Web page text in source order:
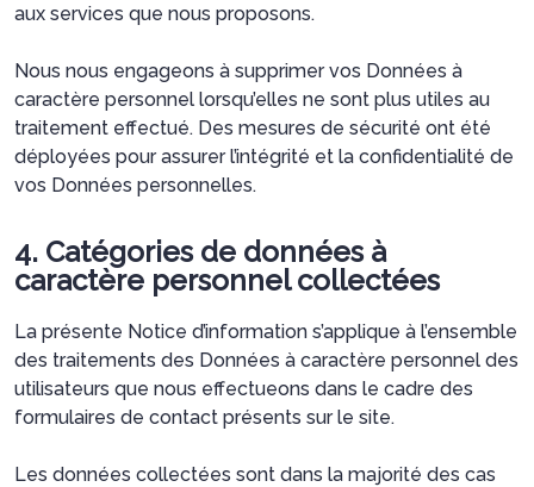
aux services que nous proposons.
Nous nous engageons à supprimer vos Données à
caractère personnel lorsqu’elles ne sont plus utiles au
traitement effectué. Des mesures de sécurité ont été
déployées pour assurer l’intégrité et la confidentialité de
vos Données personnelles.
4. Catégories de données à
caractère personnel collectées
La présente Notice d’information s’applique à l’ensemble
des traitements des Données à caractère personnel des
utilisateurs que nous effectueons dans le cadre des
formulaires de contact présents sur le site.
Les données collectées sont dans la majorité des cas